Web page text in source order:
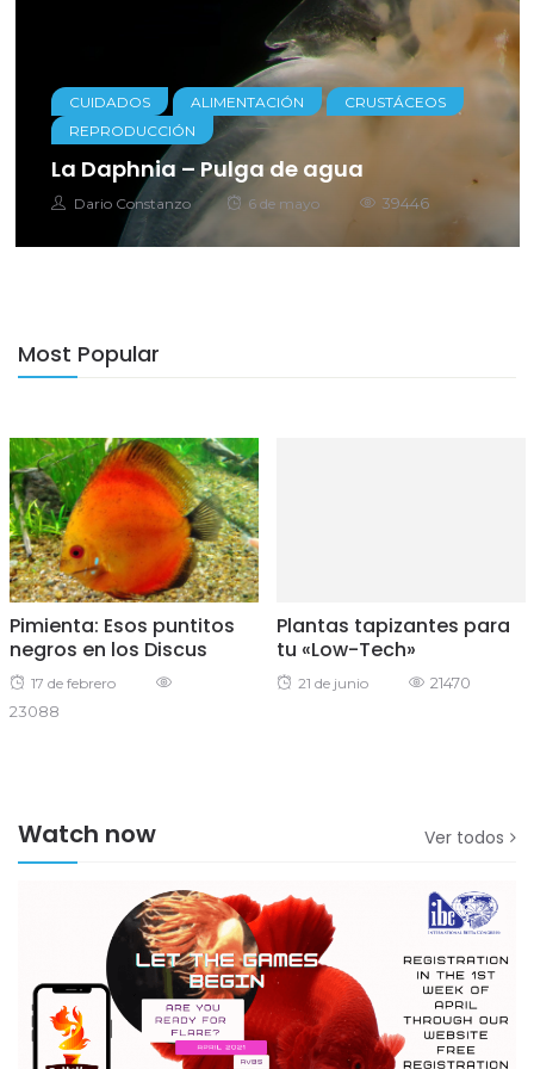
CUIDADOS ALIMENTACIÓN
CRUSTÁCEOS
REPRODUCCIÓN
La Daphnia – Pulga de agua
Autor
Dario Constanzo
Posted
6 de mayo 39446
Most Popular
Pimienta: Esos puntitos
negros en los Discus
Posted
on
17 de febrero
23088
Plantas tapizantes para
tu «Low-Tech»
Posted
21 de junio 21470
Watch now Ver todos